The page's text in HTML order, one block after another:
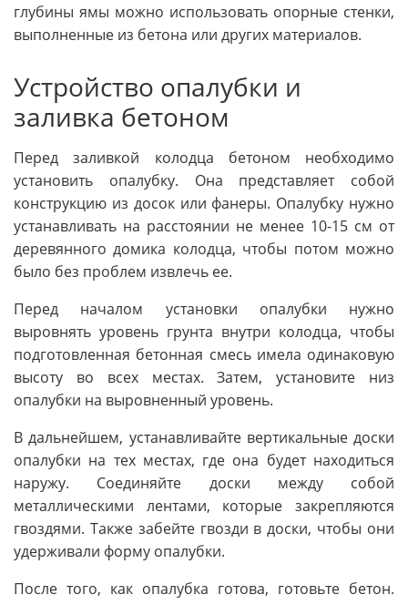
глубины ямы можно использовать опорные стенки,
выполненные из бетона или других материалов.
Устройство опалубки и
заливка бетоном
Перед заливкой колодца бетоном необходимо
установить опалубку. Она представляет собой
конструкцию из досок или фанеры. Опалубку нужно
устанавливать на расстоянии не менее 10-15 см от
деревянного домика колодца, чтобы потом можно
было без проблем извлечь ее.
Перед началом установки опалубки нужно
выровнять уровень грунта внутри колодца, чтобы
подготовленная бетонная смесь имела одинаковую
высоту во всех местах. Затем, установите низ
опалубки на выровненный уровень.
В дальнейшем, устанавливайте вертикальные доски
опалубки на тех местах, где она будет находиться
наружу. Соединяйте доски между собой
металлическими лентами, которые закрепляются
гвоздями. Также забейте гвозди в доски, чтобы они
удерживали форму опалубки.
После того, как опалубка готова, готовьте бетон.